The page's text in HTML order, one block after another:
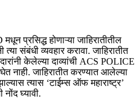
प्रसिद्ध होणाऱ्या जाहिरातीतील
संबंधी व्यवहार करावा. जाहिरातीत
केलेल्या दाव्यांची ACS POLICE
नाही. जाहिरातीत करण्यात आलेल्या
त्यास ‘टाईम्स ऑफ महाराष्ट्र’
नोंद घ्यावी.